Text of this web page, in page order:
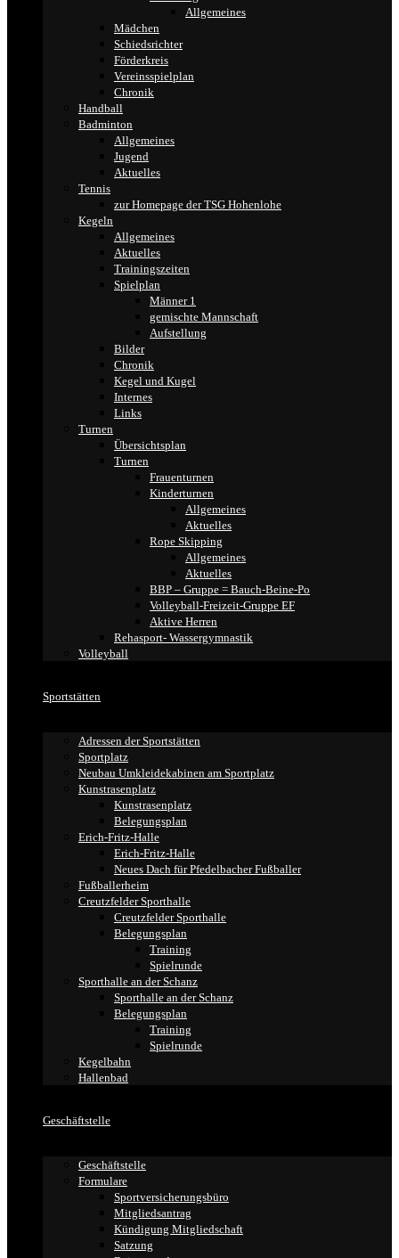
Allgemeines
Mädchen
Schiedsrichter
Förderkreis
Vereinsspielplan
Chronik
Handball
Badminton
Allgemeines
Jugend
Aktuelles
Tennis
zur Homepage der TSG Hohenlohe
Kegeln
Allgemeines
Aktuelles
Trainingszeiten
Spielplan
Männer 1
gemischte Mannschaft
Aufstellung
Bilder
Chronik
Kegel und Kugel
Internes
Links
Turnen
Übersichtsplan
Turnen
Frauenturnen
Kinderturnen
Allgemeines
Aktuelles
Rope Skipping
Allgemeines
Aktuelles
BBP – Gruppe = Bauch-Beine-Po
Volleyball-Freizeit-Gruppe EF
Aktive Herren
Rehasport- Wassergymnastik
Volleyball
Sportstätten
Adressen der Sportstätten
Sportplatz
Neubau Umkleidekabinen am Sportplatz
Kunstrasenplatz
Kunstrasenplatz
Belegungsplan
Erich-Fritz-Halle
Erich-Fritz-Halle
Neues Dach für Pfedelbacher Fußballer
Fußballerheim
Creutzfelder Sporthalle
Creutzfelder Sporthalle
Belegungsplan
Training
Spielrunde
Sporthalle an der Schanz
Sporthalle an der Schanz
Belegungsplan
Training
Spielrunde
Kegelbahn
Hallenbad
Geschäftstelle
Geschäftstelle
Formulare
Sportversicherungsbüro
Mitgliedsantrag
Kündigung Mitgliedschaft
Satzung